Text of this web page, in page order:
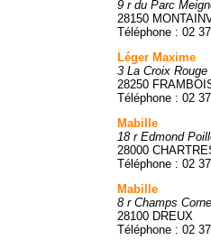
9 r du Parc
28150
Téléphone : 02
Léger Maxime
3 La Croix Rouge
28250
Téléphone : 02
Mabille
18 r Edmond
28000
Téléphone : 02
Mabille
8 r Champs
28100 DREUX
Téléphone : 02